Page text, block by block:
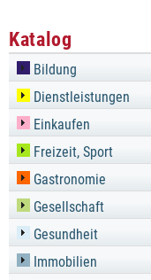
Katalog
Bildung
Dienstleistungen
Einkaufen
Freizeit, Sport
Gastronomie
Gesellschaft
Gesundheit
Immobilien